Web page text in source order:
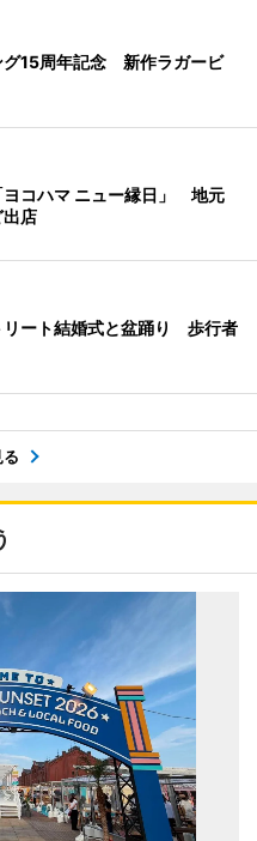
グ15周年記念 新作ラガービ
ヨコハマ ニュー縁日」 地元
出店
リート結婚式と盆踊り 歩行者
る